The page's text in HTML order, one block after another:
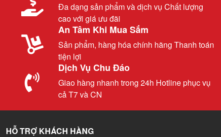
Đa dạng sản phẩm và dịch vụ Chất lượng
cao với giá ưu đãi
An Tâm Khi Mua Sắm
Sản phẩm, hàng hóa chính hãng Thanh toán
tiện lợi
Dịch Vụ Chu Đáo
Giao hàng nhanh trong 24h Hotline phục vụ
cả T7 và CN
HỖ TRỢ KHÁCH HÀNG